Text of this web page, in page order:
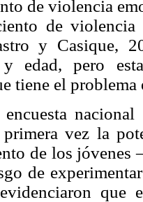
de violencia
de violencia
y Casique,
edad, pero
tiene el
encuesta
vez la
de los
de
que